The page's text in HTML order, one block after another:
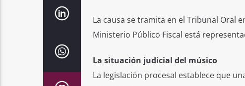
La causa se tramita en el Tribunal Oral
Ministerio Público Fiscal está
La situación judicial del músico
La legislación procesal establece que